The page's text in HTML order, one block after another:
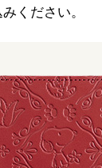
ください。